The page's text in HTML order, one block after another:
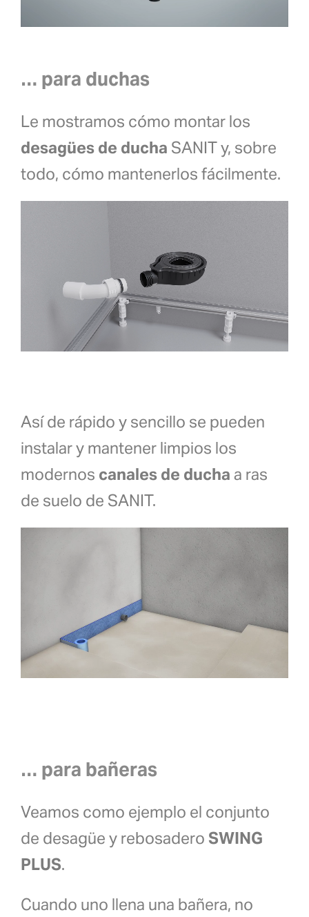
… para duchas
Le mostramos cómo montar los
desagües de ducha SANIT y, sobre
todo, cómo mantenerlos fácilmente.
Así de rápido y sencillo se pueden
instalar y mantener limpios los
modernos canales de ducha a ras
de suelo de SANIT.
… para bañeras
Veamos como ejemplo el conjunto
de desagüe y rebosadero SWING
PLUS.
Cuando uno llena una bañera, no